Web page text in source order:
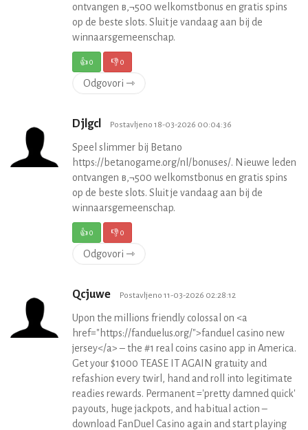
ontvangen в‚¬500 welkomstbonus en gratis spins
op de beste slots. Sluit je vandaag aan bij de
winnaarsgemeenschap.
👍0 👎0
Odgovori ⇾
Djlgcl Postavljeno 18-03-2026 00:04:36
Speel slimmer bij Betano
https://betanogame.org/nl/bonuses/. Nieuwe leden
ontvangen в‚¬500 welkomstbonus en gratis spins
op de beste slots. Sluit je vandaag aan bij de
winnaarsgemeenschap.
👍0 👎0
Odgovori ⇾
Qcjuwe Postavljeno 11-03-2026 02:28:12
Upon the millions friendly colossal on <a
href="https://fanduelus.org/">fanduel casino new
jersey</a> – the #1 real coins casino app in America.
Get your $1000 TEASE IT AGAIN gratuity and
refashion every twirl, hand and roll into legitimate
readies rewards. Permanent ='pretty damned quick'
payouts, huge jackpots, and habitual action –
download FanDuel Casino again and start playing